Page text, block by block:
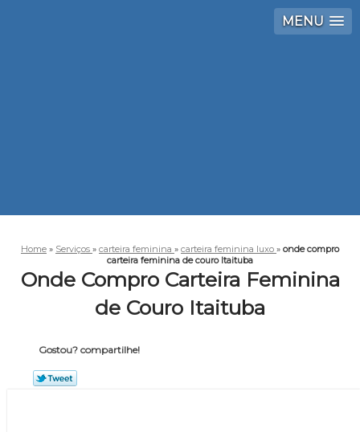
MENU
Home » Serviços » carteira feminina » carteira feminina luxo » onde compro
carteira feminina de couro Itaituba
Onde Compro Carteira Feminina
de Couro Itaituba
Gostou? compartilhe!